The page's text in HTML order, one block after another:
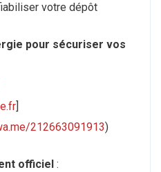
votre dépôt
pour sécuriser vos
212663091913)
officiel :